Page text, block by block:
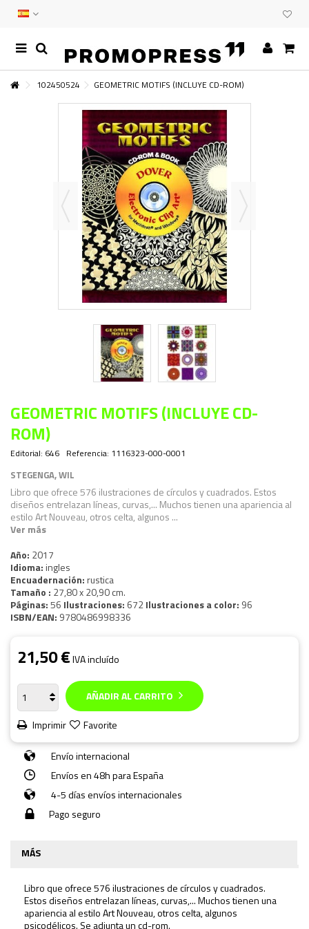
102450524 GEOMETRIC MOTIFS (INCLUYE CD-ROM)
GEOMETRIC MOTIFS (INCLUYE CD-
ROM)
Editorial: 646 Referencia: 1116323-000-0001
STEGENGA, WIL
Libro que ofrece 576 ilustraciones de círculos y cuadrados. Estos
diseños entrelazan líneas, curvas,... Muchos tienen una apariencia al
estilo Art Nouveau, otros celta, algunos ...
Ver más
Año: 2017
Idioma: ingles
Encuadernación: rustica
Tamaño : 27,80 x 20,90 cm.
Páginas:56 Ilustraciones: 672Ilustraciones a color: 96
ISBN/EAN: 9780486998336
21,50 €IVA incluído
AÑADIR AL CARRITO
Imprimir
Favorite
Envío internacional
Envíos en 48h para España
4-5 días envíos internacionales
Pago seguro
MÁS
Libro que ofrece 576 ilustraciones de círculos y cuadrados.
Estos diseños entrelazan líneas, curvas,... Muchos tienen una
apariencia al estilo Art Nouveau, otros celta, algunos
psicodélicos. Se adjunta un cd-rom.